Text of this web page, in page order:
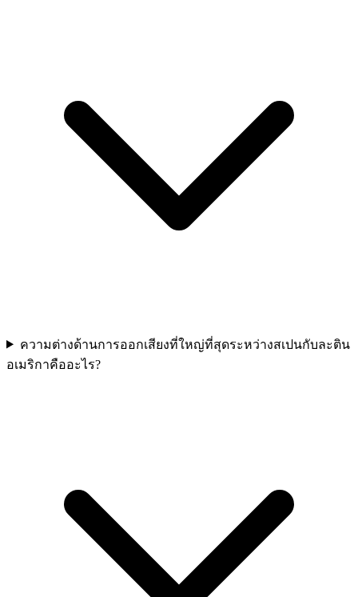
ความต่างด้านการออกเสียงที่ใหญ่ที่สุดระหว่างสเปนกับละติน
อเมริกาคืออะไร?